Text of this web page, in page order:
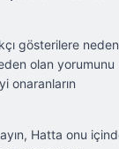
gösterilere neden
olan yorumunu
onaranların
Hatta onu